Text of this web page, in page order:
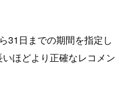
31日までの期間を指定し
ほどより正確なレコメン